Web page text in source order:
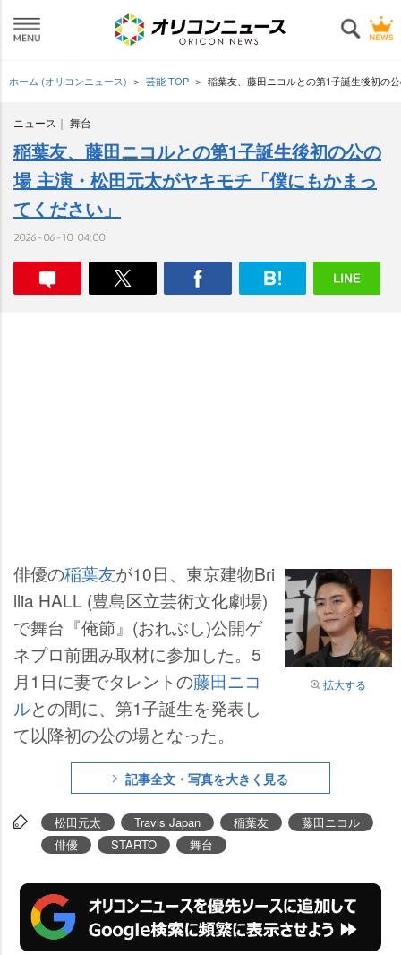
ホーム (オリコンニュース) 芸能 TOP 稲葉友、藤田ニコルとの第1子誕生後初の
ニュース 舞台
稲葉友、藤田ニコルとの第1子誕生後初の公の
場 主演・松田元太がヤキモチ「僕にもかまっ
てください」
2026-06-10 04:00
拡大する
俳優の稲葉友が10日、東京建物Bri
llia HALL (豊島区立芸術文化劇場)
で舞台『俺節』(おれぶし)公開ゲ
ネプロ前囲み取材に参加した。5
月1日に妻でタレントの藤田ニコ
ルとの間に、第1子誕生を発表し
て以降初の公の場となった。
記事全文・写真を大きく見る
松田元太 Travis Japan 稲葉友
藤田ニコル
俳優
STARTO 舞台